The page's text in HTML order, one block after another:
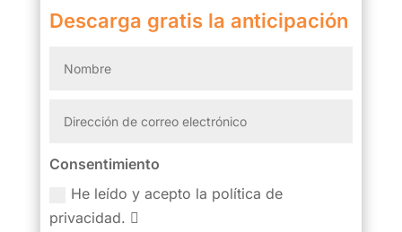
Descarga gratis la anticipación
Consentimiento
He leído y acepto la política de
privacidad.